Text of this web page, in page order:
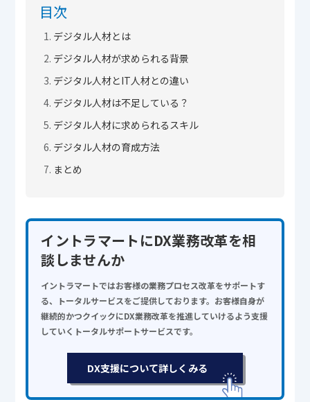
目次
デジタル人材とは
デジタル人材が求められる背景
デジタル人材とIT人材との違い
デジタル人材は不足している？
デジタル人材に求められるスキル
デジタル人材の育成方法
まとめ
イントラマートにDX業務改革を相
談しませんか
イントラマートではお客様の業務プロセス改革をサポートす
る、トータルサービスをご提供しております。お客様自身が
継続的かつクイックにDX業務改革を推進していけるよう支援
していくトータルサポートサービスです。
DX支援について詳しくみる